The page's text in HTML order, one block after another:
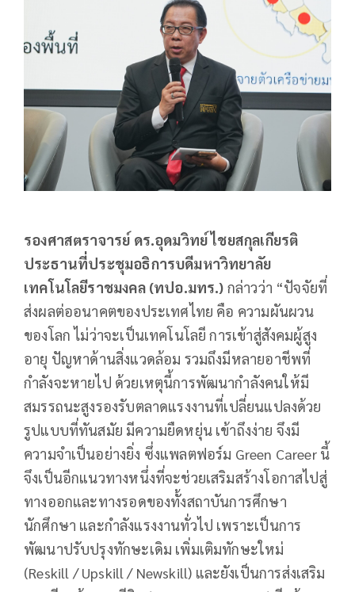
รองศาสตราจารย์ ดร.อุดมวิทย์ ไชยสกุลเกียรติ
ประธานที่ประชุมอธิการบดีมหาวิทยาลัย
เทคโนโลยีราชมงคล (ทปอ.มทร.) กล่าวว่า “ปัจจัยที่
ส่งผลต่ออนาคตของประเทศไทย คือ ความผันผวน
ของโลก ไม่ว่าจะเป็นเทคโนโลยี การเข้าสู่สังคมผู้สูง
อายุ ปัญหาด้านสิ่งแวดล้อม รวมถึงมีหลายอาชีพที่
กำลังจะหายไป ด้วยเหตุนี้การพัฒนากำลังคนให้มี
สมรรถนะสูงรองรับตลาดแรงงานที่เปลี่ยนแปลงด้วย
รูปแบบที่ทันสมัย มีความยืดหยุ่น เข้าถึงง่าย จึงมี
ความจำเป็นอย่างยิ่ง ซึ่งแพลตฟอร์ม Green Career นี้
จึงเป็นอีกแนวทางหนึ่งที่จะช่วยเสริมสร้างโอกาสไปสู่
ทางออกและทางรอดของทั้งสถาบันการศึกษา
นักศึกษา และกำลังแรงงานทั่วไป เพราะเป็นการ
พัฒนาปรับปรุงทักษะเดิม เพิ่มเติมทักษะใหม่
(Reskill / Upskill / Newskill) และยังเป็นการส่งเสริม